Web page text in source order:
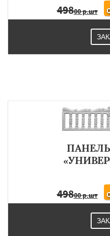
49800 р.шт
49800 р.шт